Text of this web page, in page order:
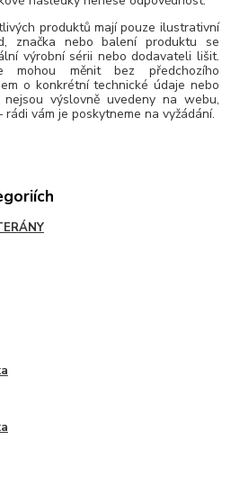
produktů mají pouze ilustrativní
značka nebo balení produktu se
výrobní sérii nebo dodavateli lišit.
mohou měnit bez předchozího
o konkrétní technické údaje nebo
výslovně uvedeny na webu,
vám je poskytneme na vyžádání.